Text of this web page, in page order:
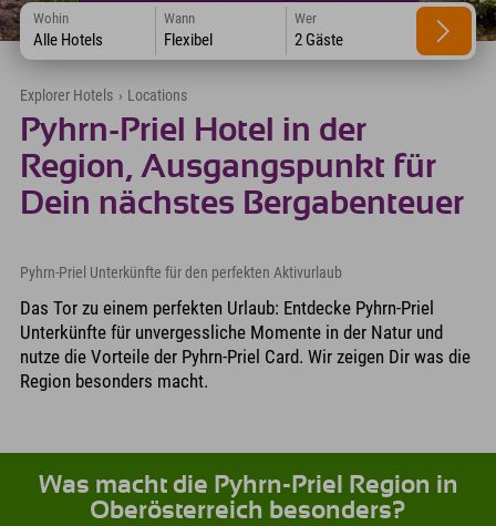
Wohin
Alle Hotels
Wann
Flexibel
Wer
2 Gäste
Explorer Hotels › Locations
Pyhrn-Priel Hotel in der
Region, Ausgangspunkt für
Dein nächstes Bergabenteuer
Pyhrn-Priel Unterkünfte für den perfekten Aktivurlaub
Das Tor zu einem perfekten Urlaub: Entdecke Pyhrn-Priel
Unterkünfte für unvergessliche Momente in der Natur und
nutze die Vorteile der Pyhrn-Priel Card. Wir zeigen Dir was die
Region besonders macht.
Was macht die Pyhrn-Priel Region in
Oberösterreich besonders?